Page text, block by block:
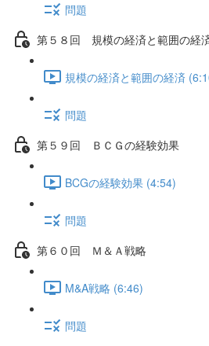
問題
第５８回 規模の経済と範囲の経
規模の経済と範囲の経済
問題
第５９回 ＢＣＧの経験効果
BCGの経験効果 (4:54)
問題
第６０回 Ｍ＆Ａ戦略
M&A戦略 (6:46)
問題